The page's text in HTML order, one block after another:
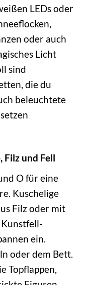
LEDs oder
oder auch
Licht
sind
die du
beleuchtete
Filz und Fell
O für eine
Kuschelige
Filz oder mit
ein.
oder dem Bett.
Topflappen,